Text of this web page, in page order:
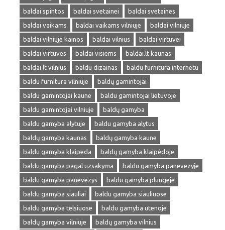
baldai spintos
baldai svetainei
baldai svetaines
baldai vaikams
baldai vaikams vilniuje
baldai vilniuje
baldai vilniuje kainos
baldai vilnius
baldai virtuvei
baldai virtuves
baldai visiems
baldai.lt kaunas
baldai.lt vilnius
baldu dizainas
baldu furnitura internetu
baldu furnitura vilniuje
baldų gamintojai
baldu gamintojai kaune
baldu gamintojai lietuvoje
baldu gamintojai vilniuje
baldų gamyba
baldu gamyba alytuje
baldu gamyba alytus
baldų gamyba kaunas
baldų gamyba kaune
baldu gamyba klaipeda
baldų gamyba klaipėdoje
baldu gamyba pagal uzsakyma
baldu gamyba panevezyje
baldu gamyba panevezys
baldu gamyba plungeje
baldu gamyba siauliai
baldu gamyba siauliuose
baldu gamyba telsiuose
baldu gamyba utenoje
baldų gamyba vilniuje
baldų gamyba vilnius